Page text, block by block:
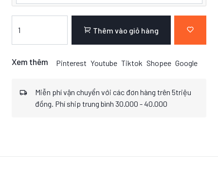
Thêm vào giỏ hàng
Xem thêm Pinterest Youtube Tiktok Shopee Google
Miễn phí vận chuyển với các đơn hàng trên 5triệu
đồng. Phí ship trung bình 30.000 - 40.000